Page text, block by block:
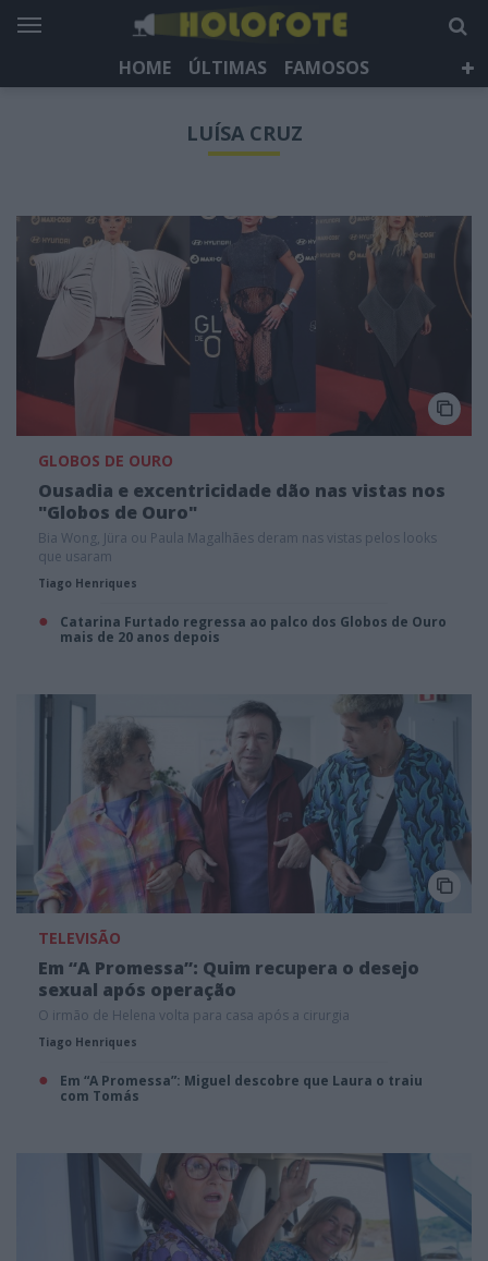
HOME ÚLTIMAS
FAMOSOS
HOLOFOTE TV
NEWSLETTER
LUÍSA CRUZ
GLOBOS DE OURO
Ousadia e excentricidade dão nas vistas nos
"Globos de Ouro"
Bia Wong, Jüra ou Paula Magalhães deram nas vistas pelos looks
que usaram
Tiago Henriques
Catarina Furtado regressa ao palco dos Globos de Ouro
mais de 20 anos depois
TELEVISÃO
Em “A Promessa”: Quim recupera o desejo
sexual após operação
O irmão de Helena volta para casa após a cirurgia
Tiago Henriques
Em “A Promessa”: Miguel descobre que Laura o traiu
com Tomás